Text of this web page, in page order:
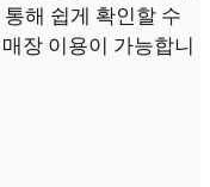
해 쉽게 확인할 수
장 이용이 가능합니